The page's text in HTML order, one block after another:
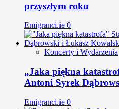
przyszłym roku
Emigranci.ie 0
Koncerty i Wydarzenia
„Jaka piękna
Antoni Syrek
Emigranci.ie 0